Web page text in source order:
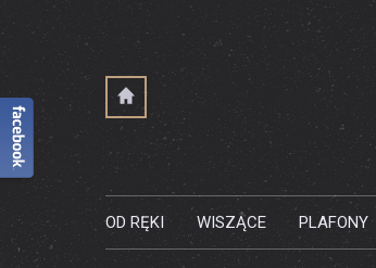
OD RĘKI WISZĄCE PLAFONY